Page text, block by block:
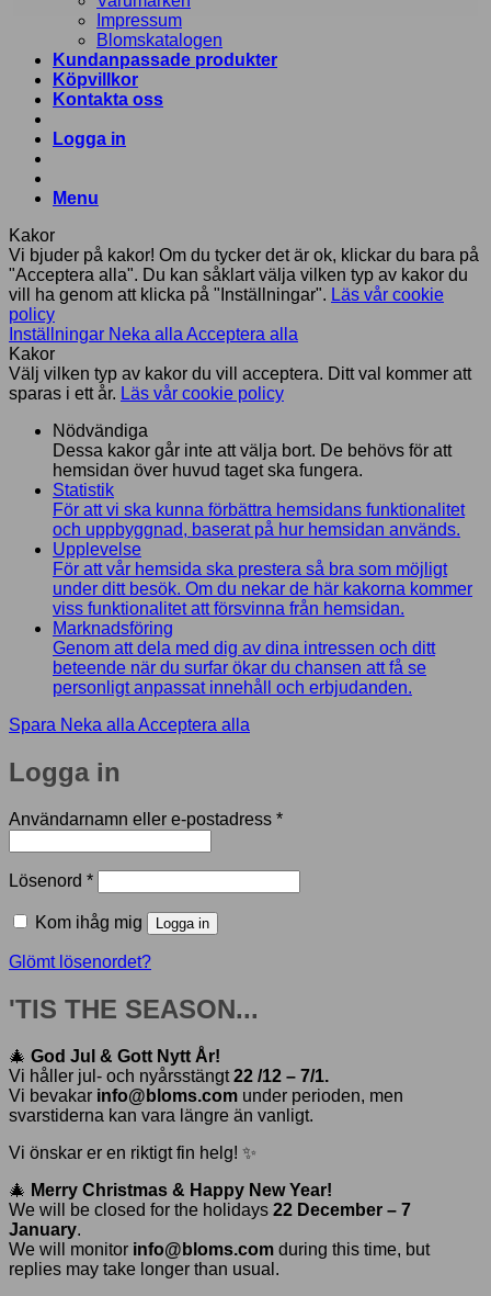
Impressum
Blomskatalogen
Kundanpassade produkter
Köpvillkor
Kontakta oss
Logga in
Menu
Kakor
Vi bjuder på kakor! Om du tycker det är ok, klickar du bara på
"Acceptera alla". Du kan såklart välja vilken typ av kakor du
vill ha genom att klicka på "Inställningar". Läs vår cookie
policy
Inställningar Neka alla Acceptera alla
Kakor
Välj vilken typ av kakor du vill acceptera. Ditt val kommer att
sparas i ett år. Läs vår cookie policy
Nödvändiga
Dessa kakor går inte att välja bort. De behövs för att
hemsidan över huvud taget ska fungera.
Statistik
För att vi ska kunna förbättra hemsidans funktionalitet
och uppbyggnad, baserat på hur hemsidan används.
Upplevelse
För att vår hemsida ska prestera så bra som möjligt
under ditt besök. Om du nekar de här kakorna kommer
viss funktionalitet att försvinna från hemsidan.
Marknadsföring
Genom att dela med dig av dina intressen och ditt
beteende när du surfar ökar du chansen att få se
personligt anpassat innehåll och erbjudanden.
Spara Neka alla Acceptera alla
Logga in
Användarnamn eller e-postadress *Obligatoriskt
Lösenord *Obligatoriskt
Kom ihåg mig Logga in
Glömt lösenordet?
'TIS THE SEASON...
🎄 God Jul & Gott Nytt År!
Vi håller jul- och nyårsstängt22 /12 – 7/1.
Vi bevakar info@bloms.com under perioden, men
svarstiderna kan vara längre än vanligt.
Vi önskar er en riktigt fin helg! ✨
🎄 Merry Christmas & Happy New Year!
We will be closed for the holidays 22 December – 7
January.
We will monitor info@bloms.com during this time, but
replies may take longer than usual.